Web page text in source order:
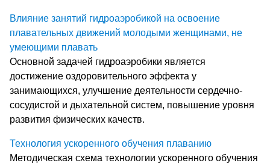
Влияние занятий гидроаэробикой на освоение
плавательных движений молодыми женщинами, не
умеющими плавать
Основной задачей гидроаэробики является
достижение оздоровительного эффекта у
занимающихся, улучшение деятельности сердечно-
сосудистой и дыхательной систем, повышение уровня
развития физических качеств.
Технология ускоренного обучения плаванию
Методическая схема технологии ускоренного обучения